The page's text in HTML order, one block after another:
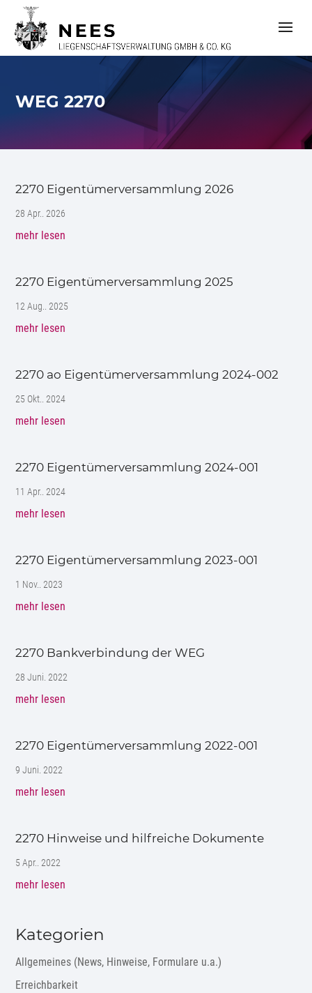
e
WEG 2270
Kategorien
Allgemeines (News, Hinweise, Formulare u.a.)
Erreichbarkeit
2270 Eigentümerversammlung 2026
28 Apr.. 2026
mehr lesen
2270 Eigentümerversammlung 2025
12 Aug.. 2025
mehr lesen
2270 ao Eigentümerversammlung 2024-002
25 Okt.. 2024
mehr lesen
2270 Eigentümerversammlung 2024-001
11 Apr.. 2024
mehr lesen
2270 Eigentümerversammlung 2023-001
1 Nov.. 2023
mehr lesen
2270 Bankverbindung der WEG
28 Juni. 2022
mehr lesen
2270 Eigentümerversammlung 2022-001
9 Juni. 2022
mehr lesen
2270 Hinweise und hilfreiche Dokumente
5 Apr.. 2022
mehr lesen